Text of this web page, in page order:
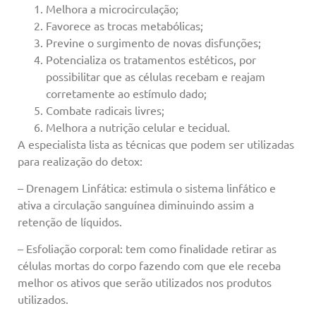
Melhora a microcirculação;
Favorece as trocas metabólicas;
Previne o surgimento de novas disfunções;
Potencializa os tratamentos estéticos, por
possibilitar que as células recebam e reajam
corretamente ao estímulo dado;
Combate radicais livres;
Melhora a nutrição celular e tecidual.
A especialista lista as técnicas que podem ser utilizadas
para realização do detox:
– Drenagem Linfática: estimula o sistema linfático e
ativa a circulação sanguínea diminuindo assim a
retenção de líquidos.
– Esfoliação corporal: tem como finalidade retirar as
células mortas do corpo fazendo com que ele receba
melhor os ativos que serão utilizados nos produtos
utilizados.